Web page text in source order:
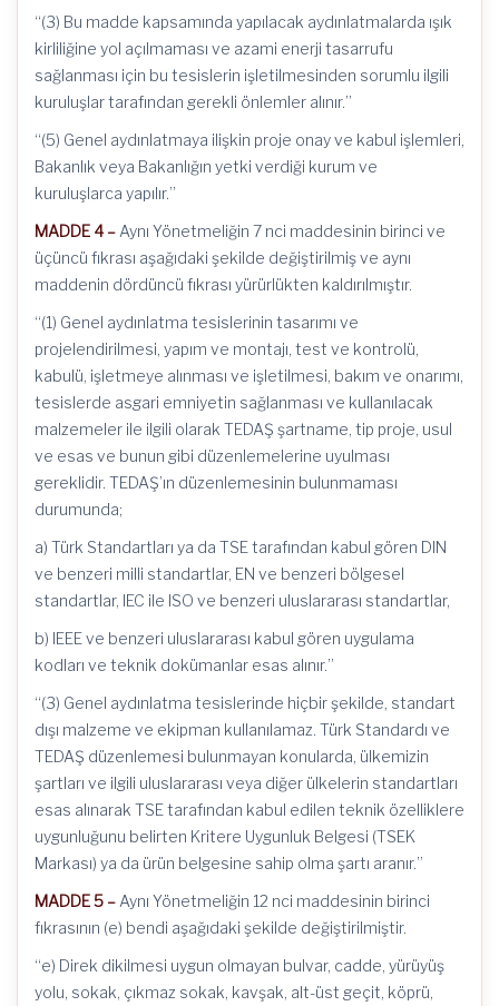
“(3) Bu madde kapsamında yapılacak aydınlatmalarda ışık
kirliliğine yol açılmaması ve azami enerji tasarrufu
sağlanması için bu tesislerin işletilmesinden sorumlu ilgili
kuruluşlar tarafından gerekli önlemler alınır.”
“(5) Genel aydınlatmaya ilişkin proje onay ve kabul işlemleri,
Bakanlık veya Bakanlığın yetki verdiği kurum ve
kuruluşlarca yapılır.”
MADDE 4 – Aynı Yönetmeliğin 7 nci maddesinin birinci ve
üçüncü fıkrası aşağıdaki şekilde değiştirilmiş ve aynı
maddenin dördüncü fıkrası yürürlükten kaldırılmıştır.
“(1) Genel aydınlatma tesislerinin tasarımı ve
projelendirilmesi, yapım ve montajı, test ve kontrolü,
kabulü, işletmeye alınması ve işletilmesi, bakım ve onarımı,
tesislerde asgari emniyetin sağlanması ve kullanılacak
malzemeler ile ilgili olarak TEDAŞ şartname, tip proje, usul
ve esas ve bunun gibi düzenlemelerine uyulması
gereklidir. TEDAŞ’ın düzenlemesinin bulunmaması
durumunda;
a) Türk Standartları ya da TSE tarafından kabul gören DIN
ve benzeri milli standartlar, EN ve benzeri bölgesel
standartlar, IEC ile ISO ve benzeri uluslararası standartlar,
b) IEEE ve benzeri uluslararası kabul gören uygulama
kodları ve teknik dokümanlar esas alınır.”
“(3) Genel aydınlatma tesislerinde hiçbir şekilde, standart
dışı malzeme ve ekipman kullanılamaz. Türk Standardı ve
TEDAŞ düzenlemesi bulunmayan konularda, ülkemizin
şartları ve ilgili uluslararası veya diğer ülkelerin standartları
esas alınarak TSE tarafından kabul edilen teknik özelliklere
uygunluğunu belirten Kritere Uygunluk Belgesi (TSEK
Markası) ya da ürün belgesine sahip olma şartı aranır.”
MADDE 5 – Aynı Yönetmeliğin 12 nci maddesinin birinci
fıkrasının (e) bendi aşağıdaki şekilde değiştirilmiştir.
“e) Direk dikilmesi uygun olmayan bulvar, cadde, yürüyüş
yolu, sokak, çıkmaz sokak, kavşak, alt-üst geçit, köprü,